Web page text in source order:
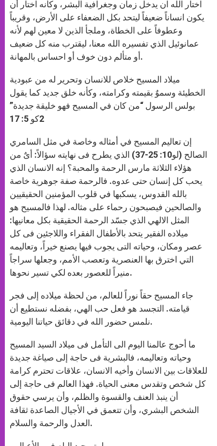
اختار الله ان يدخل زمان وجغرافية البشر، وكأنه اختار أن
يكون انساناً ضعيفاً ليتحد بكل الضعفاء على الأرض، وقريباً
وعطوفاً على الخطاة، وملجأ الذين لا معين لهم لأنه
عمانوئيل الذي تفسيره الله معنا، ليقترب منه كل ضعيف
أو متألم دون خوف أو احساس بالمهانة.
ميلاد المسيح خلاص للانسان وتحرير له من عبودية
الخطيئة وسموٌ بقيمته وكرامته، وكأنه خلق جديد كما يقول
بولس الرسول “من كان في المسيح فهو خليقة جديدة”
2كو 5: 17
إن تعاليم المسيح في أمثاله وخاصة في مثل السامري
الصالح (لو10: 25-37) الذي يطرح فى نهايته سؤالاً: أىٌ من
هؤلاء الثلاثة مارس الرحمة والمحبة؟ إنه الانسان الذي
يحب كل إنسان حتى عدوه. فالرحمة صفة جوهرية خاصة
بالله القدوس، يسكبها في قلوب المؤمنين الحقيقيين
والصالحين فيصبحون رحماء على مثاله. لهذا فالمسيح هو
المثل الالهي الذي جسّد الرحمة الحقيقية بكل معانيها:
ميلاده الفقير يتحد بالأطفال الفقراء واللاجئين فى كل
عصر ومكان، وحياته التى يجوب فيها يصنع خيراً، وتعاليمه
التي اخترق بها العنصرية وتعصب الأمم، وجعلها سراجاً
منيراً للعصور بعده لكي تسير نحوها.
جاء المسيح حقاً نوراً للعالم، من لحظة ميلاده إلى فجر
قيامته. التجسد هو فعل حب الهي، بفضله نستطيع أن
نلمس حضور الله في دقائق حياتنا اليومية.
ما أحوج عالمنا اليوم الى التأمل فى ميلاد السيد المسيح
وحياته وتعاليمه، فالبشرية فى حاجة إلى صياغة جديدة
للعلاقات بين الانسان وأخيه الانسان، علاقات تحترم كرامة
كل شخص وتقدس معنى الحياة. فهذا العالم فى حاجة إلى
أن ينبذ العنف والقسوة والظلم، وأن يرسي حقوق
الشخص البشري، وأن تتعمق في الأجيال الصاعدة ثقافة
العدل والرحمة والسلام.